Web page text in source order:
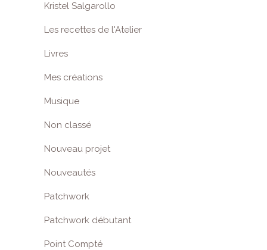
Kristel Salgarollo
Les recettes de l'Atelier
Livres
Mes créations
Musique
Non classé
Nouveau projet
Nouveautés
Patchwork
Patchwork débutant
Point Compté